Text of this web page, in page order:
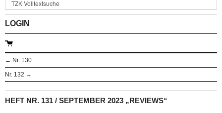
LOGIN
← Nr. 130
Nr. 132 →
HEFT NR. 131 / SEPTEMBER 2023 „REVIEWS“